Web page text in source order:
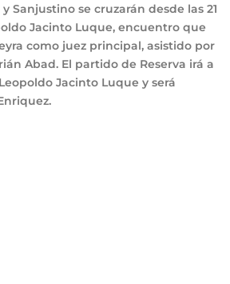
Sanjustino se cruzarán desde las 21
Jacinto Luque, encuentro que
como juez principal, asistido por
Abad. El partido de Reserva irá a
Jacinto Luque y será